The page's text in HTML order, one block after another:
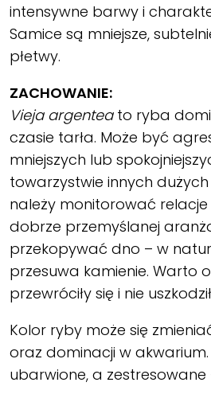
intensywne barwy i
Samice są mniejsze,
płetwy.
ZACHOWANIE:
Vieja argenteato ryba
czasie tarła. Może być
mniejszych lub
towarzystwie innych
należy monitorować relacje
dobrze przemyślanej
przekopywać dno – w
przesuwa kamienie. Warto
przewróciły się i nie
Kolor ryby może się
oraz dominacji w
ubarwione, a zestresowane